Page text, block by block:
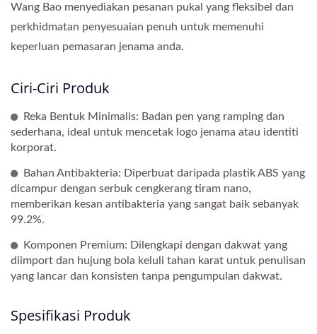
Wang Bao menyediakan pesanan pukal yang fleksibel dan
perkhidmatan penyesuaian penuh untuk memenuhi
keperluan pemasaran jenama anda.
Ciri-Ciri Produk
Reka Bentuk Minimalis: Badan pen yang ramping dan
sederhana, ideal untuk mencetak logo jenama atau identiti
korporat.
Bahan Antibakteria: Diperbuat daripada plastik ABS yang
dicampur dengan serbuk cengkerang tiram nano,
memberikan kesan antibakteria yang sangat baik sebanyak
99.2%.
Komponen Premium: Dilengkapi dengan dakwat yang
diimport dan hujung bola keluli tahan karat untuk penulisan
yang lancar dan konsisten tanpa pengumpulan dakwat.
Spesifikasi Produk